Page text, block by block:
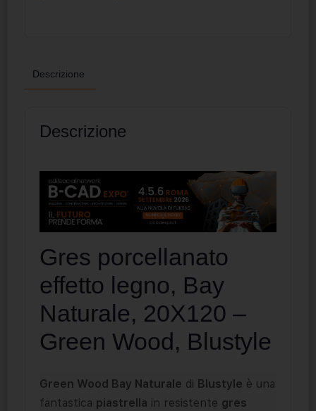
Descrizione
Descrizione
Gres porcellanato
effetto legno, Bay
Naturale, 20X120 –
Green Wood, Blustyle
Green Wood Bay Naturale di Blustyle è una
fantastica piastrella in resistente gres